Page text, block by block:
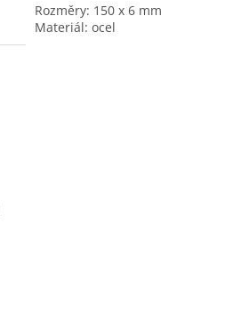
Rozměry: 150 x 6 mm
Materiál: ocel